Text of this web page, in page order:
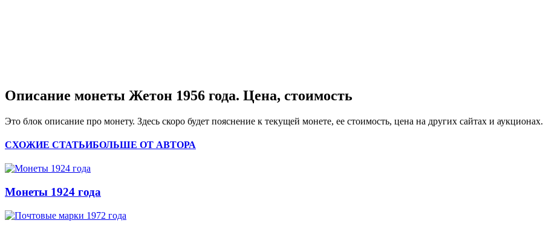
Описание монеты Жетон 1956 года. Цена, стоимость
Это блок описание про монету. Здесь скоро будет пояснение к текущей монете, ее стоимость, цена на других сайтах и аукционах.
СХОЖИЕ СТАТЬИБОЛЬШЕ ОТ АВТОРА
Монеты 1924 года